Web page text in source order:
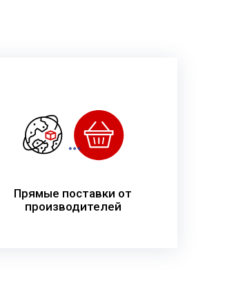
Прямые поставки от
производителей